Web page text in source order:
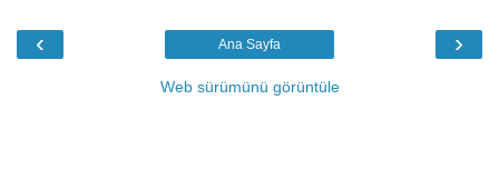
‹ ›
Ana Sayfa
Web sürümünü görüntüle